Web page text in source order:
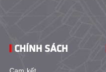
CHÍNH SÁCH